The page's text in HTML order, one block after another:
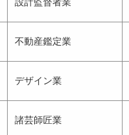
設計監督者業
不動産鑑定業
デザイン業
諸芸師匠業